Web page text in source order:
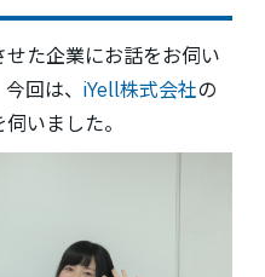
た企業にお話をお伺い
今回は、iYell株式会社の
いました。